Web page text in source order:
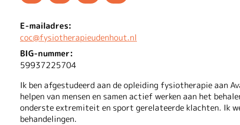
E-mailadres:
coc@fysiotherapieudenhout.nl
BIG-nummer:
59937225704
Ik ben afgestudeerd aan de opleiding fysiotherapie aan
helpen van mensen en samen actief werken aan het
onderste extremiteit en sport gerelateerde klachten. Ik
behandelingen.